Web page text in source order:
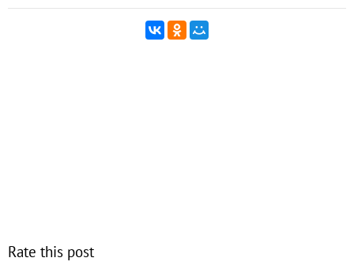
Rate this post